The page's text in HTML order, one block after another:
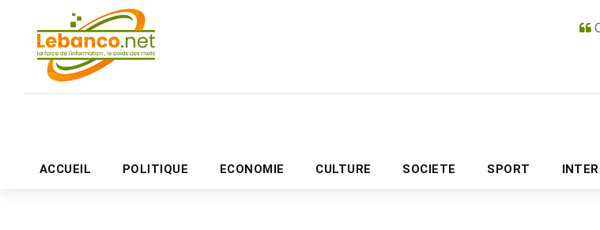
ACCUEIL POLITIQUE ECONOMIE CULTURE SOCIETE SPORTPUBLICITÉ